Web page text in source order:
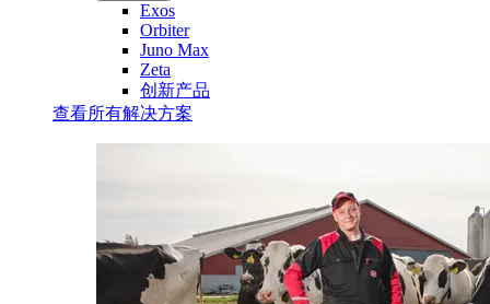
Exos
Orbiter
Juno Max
Zeta
创新产品
查看所有解决方案